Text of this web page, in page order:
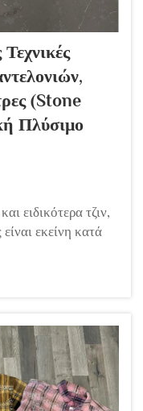
(stone
Πλύσιμο
ειδικότερα τζιν,
εκείνη κατά
σε ένα
και διαχειριστές